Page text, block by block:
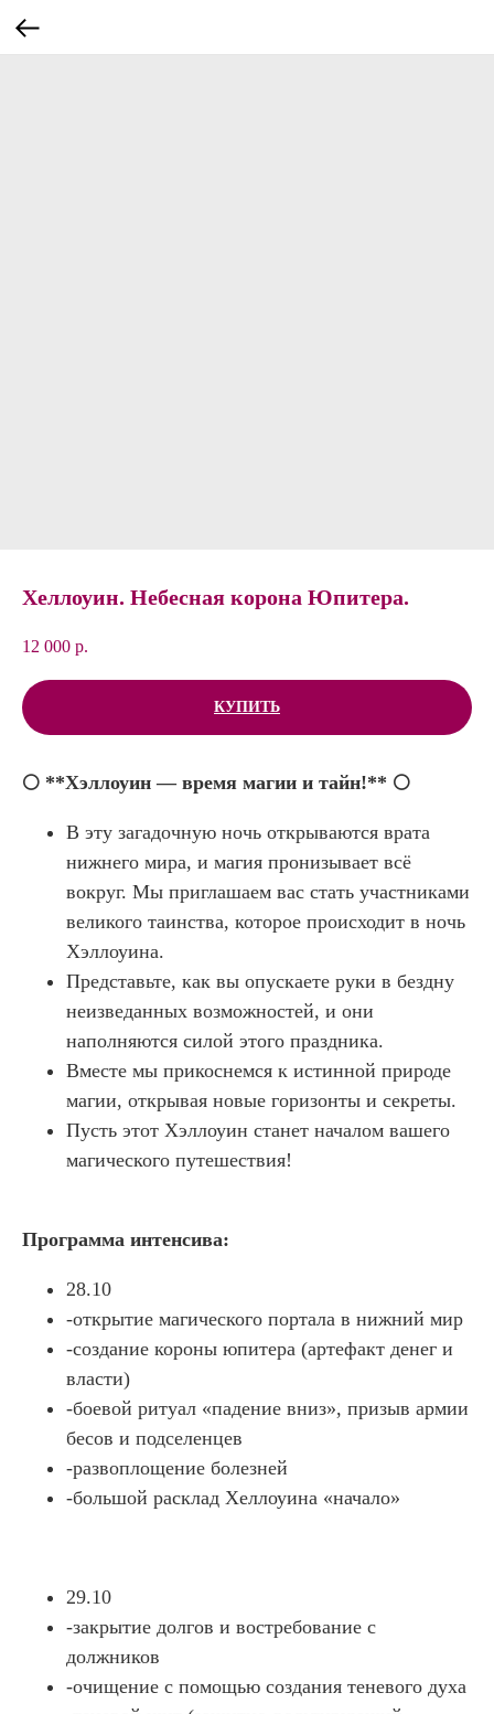
Хеллоуин. Небесная корона Юпитера.
12 000 р.
КУПИТЬ
🌕 **Хэллоуин — время магии и тайн!** 🌕
В эту загадочную ночь открываются врата
нижнего мира, и магия пронизывает всё
вокруг. Мы приглашаем вас стать участниками
великого таинства, которое происходит в ночь
Хэллоуина.
Представьте, как вы опускаете руки в бездну
неизведанных возможностей, и они
наполняются силой этого праздника.
Вместе мы прикоснемся к истинной природе
магии, открывая новые горизонты и секреты.
Пусть этот Хэллоуин станет началом вашего
магического путешествия!
Программа интенсива:
28.10
-открытие магического портала в нижний мир
-создание короны юпитера (артефакт денег и
власти)
-боевой ритуал «падение вниз», призыв армии
бесов и подселенцев
-развоплощение болезней
-большой расклад Хеллоуина «начало»
29.10
-закрытие долгов и востребование с
должников
-очищение с помощью создания теневого духа